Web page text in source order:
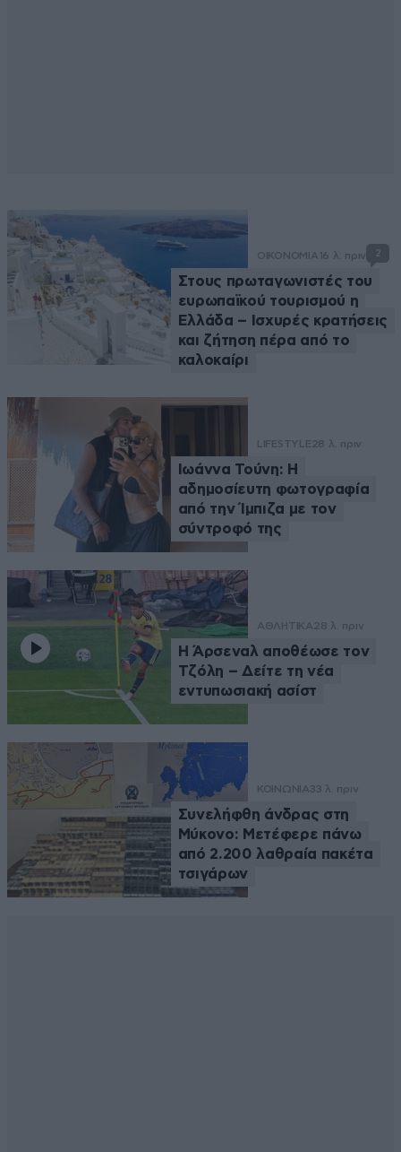
ΟΙΚΟΝΟΜΙΑ 16 λ. πριν 2
Στους πρωταγωνιστές του
ευρωπαϊκού τουρισμού η
Ελλάδα – Ισχυρές κρατήσεις
και ζήτηση πέρα από το
καλοκαίρι
LIFESTYLE28 λ. πριν
Ιωάννα Τούνη: Η
αδημοσίευτη φωτογραφία
από την Ίμπιζα με τον
σύντροφό της
ΑΘΛΗΤΙΚΑ28 λ. πριν
Η Άρσεναλ αποθέωσε τον
Τζόλη – Δείτε τη νέα
εντυπωσιακή ασίστ
ΚΟΙΝΩΝΙΑ33 λ. πριν
Συνελήφθη άνδρας στη
Μύκονο: Μετέφερε πάνω
από 2.200 λαθραία πακέτα
τσιγάρων